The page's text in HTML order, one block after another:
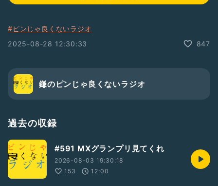
#ピンじゃ良くないラジオ
2025-08-28 12:30:33
847
鎌のピンじゃ良くないラジオ
過去の収録
#591 MXグランプリ見てくれ
2026-08-03 19:30:18
153
12:00